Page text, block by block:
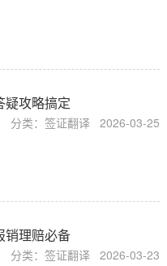
疑攻略搞定
分类：签证翻译
2026-03-25
销理赔必备
分类：签证翻译
2026-03-23